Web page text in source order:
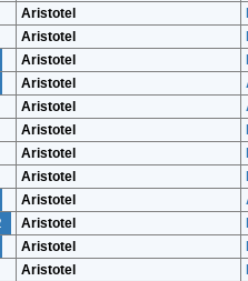
Aristotel
Aristotel
Aristotel
Aristotel
Aristotel
Aristotel
Aristotel
Aristotel
Aristotel
Aristotel
Aristotel
Aristotel